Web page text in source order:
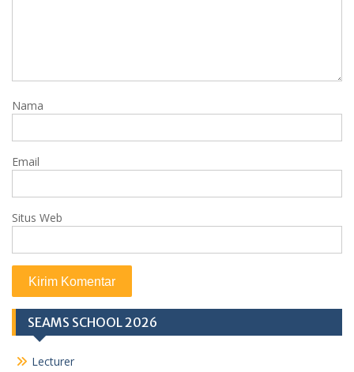
Nama
Email
Situs Web
SEAMS SCHOOL 2026
Lecturer